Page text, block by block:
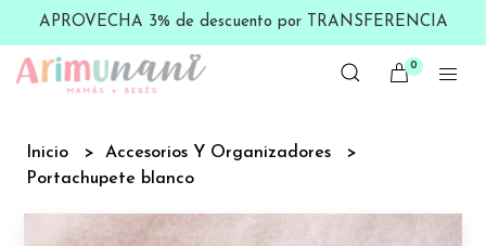
APROVECHA 3% de descuento por TRANSFERENCIA
0
Inicio
Accesorios Y Organizadores
Portachupete blanco